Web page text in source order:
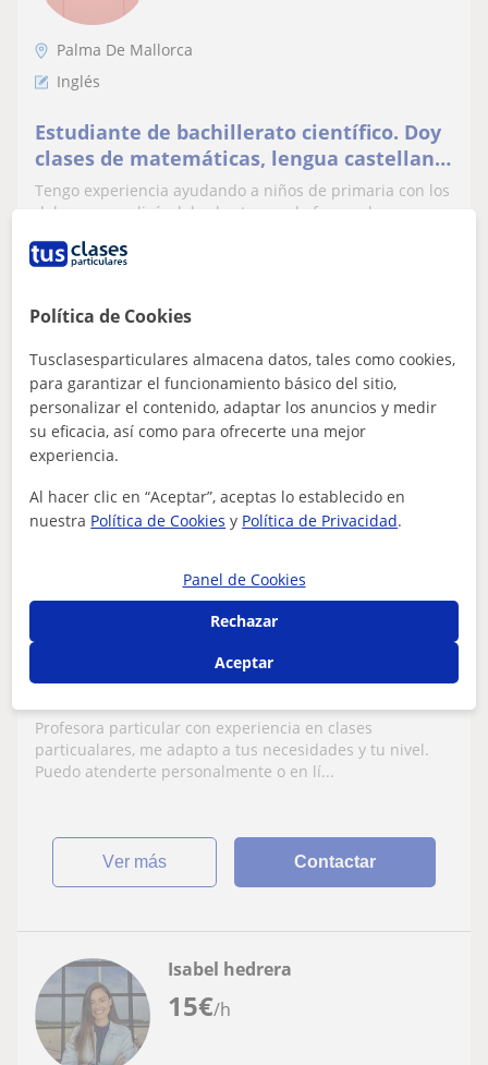
Palma De Mallorca
Inglés
Estudiante de bachillerato científico. Doy
clases de matemáticas, lengua castellana,
catalana e inglés a nivel de primaria.
Tengo experiencia ayudando a niños de primaria con los
deberes y explicándoles los temas de forma clara y con
ver más
Kat
★ 5,0 (2 valoraciones)
Palma De Mallorca, Marratxí, ...
Profesora de lengua checa para todas las
Profesora particular con experiencia en clases
particualares, me adapto a tus necesidades y tu nivel.
Puedo atenderte personalmente o en lí...
ver más Contactar
15€/h
Isabel hedrera
Política de Cookies
Tusclasesparticulares almacena datos, tales como cookies,
para garantizar el funcionamiento básico del sitio,
personalizar el contenido, adaptar los anuncios y medir
su eficacia, así como para ofrecerte una mejor
experiencia.
Al hacer clic en “Aceptar”, aceptas lo establecido en
nuestra Política de Cookies y Política de Privacidad.
Panel de Cookies
Rechazar
Aceptar